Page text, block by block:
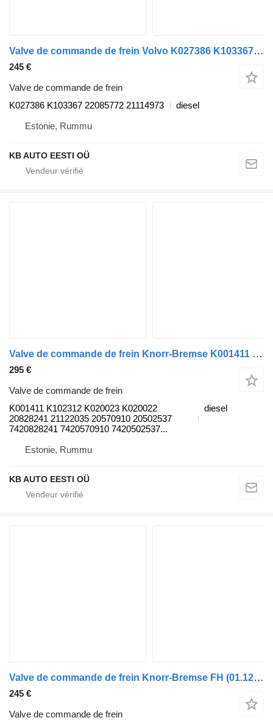
Valve de commande de frein Volvo K027386 K103367 pour camion Volvo FH, FM, FMX-4 series (2013-)
245 €
Valve de commande de frein
K027386 K103367 22085772 21114973
diesel
Estonie, Rummu
KB AUTO EESTI OÜ
Valve de commande de frein Knorr-Bremse K001411 pour camion Volvo FH, FM, FMX-4 series (2013-)
295 €
Valve de commande de frein
K001411 K102312 K020023 K020022
20828241 21122035 20570910 20502537
7420828241 7420570910 7420502537...
diesel
Estonie, Rummu
KB AUTO EESTI OÜ
Valve de commande de frein Knorr-Bremse FH (01.12-) K027386 pour camion Volvo FH, FM, FMX-4 series (2013-)
245 €
Valve de commande de frein